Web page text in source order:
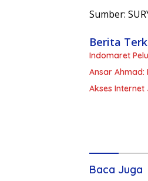
Sumber:
Berita
Indomaret
Ansar Ahmad:
Akses Internet
Baca Juga